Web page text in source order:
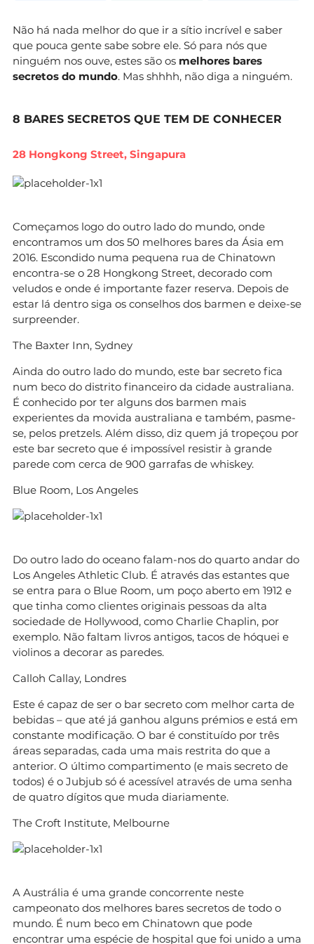
Não há nada melhor do que ir a sítio incrível e saber
que pouca gente sabe sobre ele. Só para nós que
ninguém nos ouve, estes são os melhores bares
secretos do mundo. Mas shhhh, não diga a ninguém.
8 BARES SECRETOS QUE TEM DE CONHECER
28 Hongkong Street, Singapura
Começamos logo do outro lado do mundo, onde
encontramos um dos 50 melhores bares da Ásia em
2016. Escondido numa pequena rua de Chinatown
encontra-se o 28 Hongkong Street, decorado com
veludos e onde é importante fazer reserva. Depois de
estar lá dentro siga os conselhos dos barmen e deixe-se
surpreender.
The Baxter Inn, Sydney
Ainda do outro lado do mundo, este bar secreto fica
num beco do distrito financeiro da cidade australiana.
É conhecido por ter alguns dos barmen mais
experientes da movida australiana e também, pasme-
se, pelos pretzels. Além disso, diz quem já tropeçou por
este bar secreto que é impossível resistir à grande
parede com cerca de 900 garrafas de whiskey.
Blue Room, Los Angeles
Do outro lado do oceano falam-nos do quarto andar do
Los Angeles Athletic Club. É através das estantes que
se entra para o Blue Room, um poço aberto em 1912 e
que tinha como clientes originais pessoas da alta
sociedade de Hollywood, como Charlie Chaplin, por
exemplo. Não faltam livros antigos, tacos de hóquei e
violinos a decorar as paredes.
Calloh Callay, Londres
Este é capaz de ser o bar secreto com melhor carta de
bebidas – que até já ganhou alguns prémios e está em
constante modificação. O bar é constituído por três
áreas separadas, cada uma mais restrita do que a
anterior. O último compartimento (e mais secreto de
todos) é o Jubjub só é acessível através de uma senha
de quatro dígitos que muda diariamente.
The Croft Institute, Melbourne
A Austrália é uma grande concorrente neste
campeonato dos melhores bares secretos de todo o
mundo. É num beco em Chinatown que pode
encontrar uma espécie de hospital que foi unido a uma